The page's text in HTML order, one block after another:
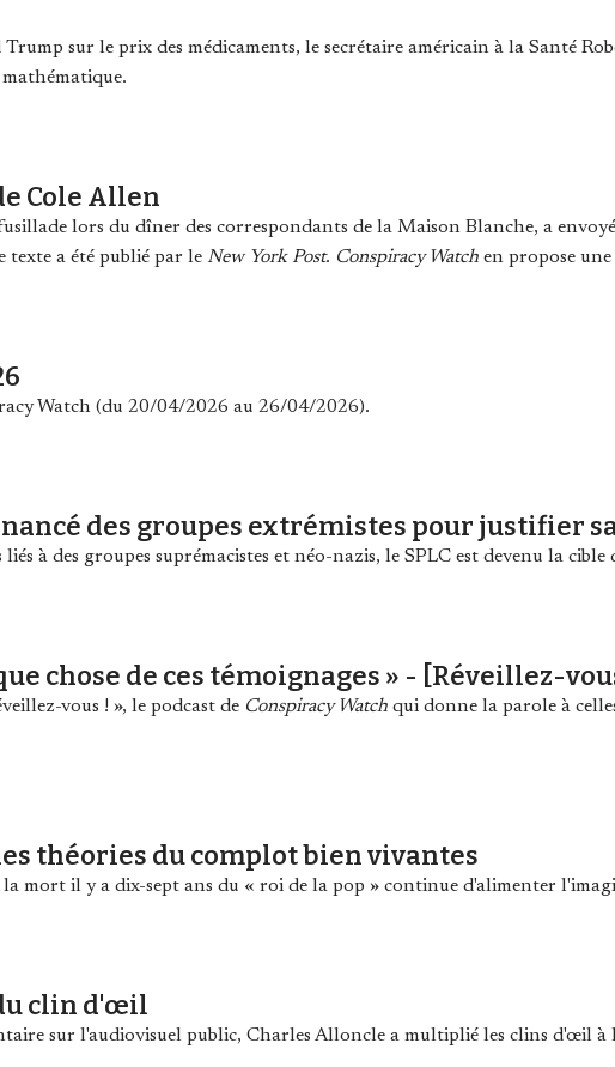
sur le prix des médicaments, le secrétaire américain à la Santé
Cole Allen
lors du dîner des correspondants de la Maison Blanche, a
a été publié par le New York Post. Conspiracy Watch en propose
Watch (du 20/04/2026 au 26/04/2026).
des groupes extrémistes pour justifier
à des groupes suprémacistes et néo-nazis, le SPLC est devenu la
chose de ces témoignages » - [Réveillez-vous
vous ! », le podcast de Conspiracy Watch qui donne la parole à
théories du complot bien vivantes
mort il y a dix-sept ans du « roi de la pop » continue d'alimenter
clin d'œil
sur l'audiovisuel public, Charles Alloncle a multiplié les clins d'œil à